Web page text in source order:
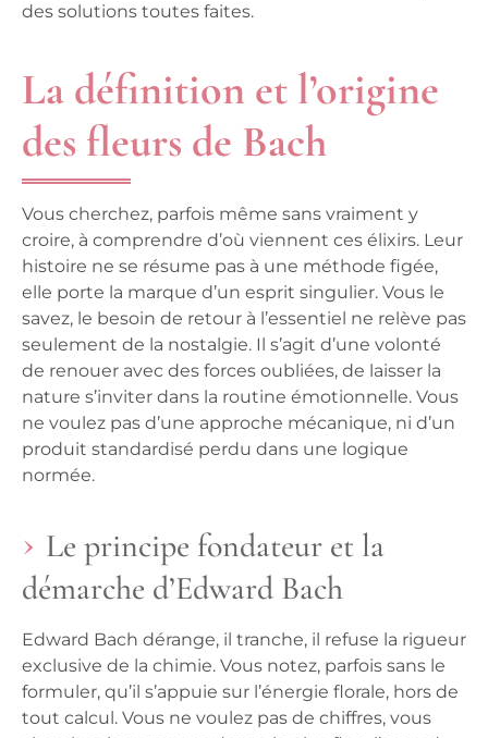
des solutions toutes faites.
La définition et l’origine
des fleurs de Bach
Vous cherchez, parfois même sans vraiment y
croire, à comprendre d’où viennent ces élixirs. Leur
histoire ne se résume pas à une méthode figée,
elle porte la marque d’un esprit singulier. Vous le
savez, le besoin de retour à l’essentiel ne relève pas
seulement de la nostalgie. Il s’agit d’une volonté
de renouer avec des forces oubliées, de laisser la
nature s’inviter dans la routine émotionnelle. Vous
ne voulez pas d’une approche mécanique, ni d’un
produit standardisé perdu dans une logique
normée.
Le principe fondateur et la
démarche d’Edward Bach
Edward Bach dérange, il tranche, il refuse la rigueur
exclusive de la chimie. Vous notez, parfois sans le
formuler, qu’il s’appuie sur l’énergie florale, hors de
tout calcul. Vous ne voulez pas de chiffres, vous